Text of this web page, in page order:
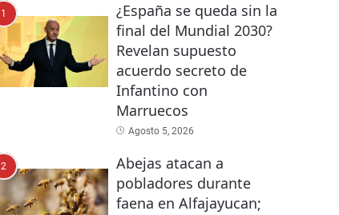
1
¿España se queda sin la
final del Mundial 2030?
Revelan supuesto
acuerdo secreto de
Infantino con
Marruecos
Agosto 5, 2026
2
Abejas atacan a
pobladores durante
faena en Alfajayucan;